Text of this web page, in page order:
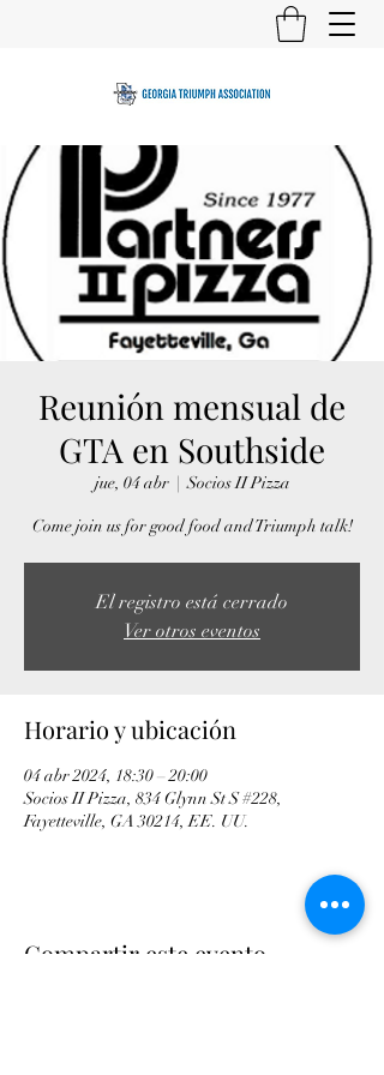
Reunión mensual de
GTA en Southside
jue, 04 abr
  |
Socios II Pizza
Come join us for good food and Triumph talk!
El registro está cerrado
Ver otros eventos
Horario y ubicación
04 abr 2024, 18:30 – 20:00
Socios II Pizza, 834 Glynn St S #228,
Fayetteville, GA 30214, EE. UU.
Compartir este evento